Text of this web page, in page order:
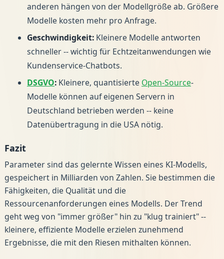
anderen hängen von der Modellgröße ab. Größere
Modelle kosten mehr pro Anfrage.
Geschwindigkeit:Kleinere Modelle antworten
schneller -- wichtig für Echtzeitanwendungen wie
Kundenservice-Chatbots.
DSGVO:Kleinere, quantisierte Open-Source-
Modelle können auf eigenen Servern in
Deutschland betrieben werden -- keine
Datenübertragung in die USA nötig.
Fazit
Parameter sind das gelernte Wissen eines KI-Modells,
gespeichert in Milliarden von Zahlen. Sie bestimmen die
Fähigkeiten, die Qualität und die
Ressourcenanforderungen eines Modells. Der Trend
geht weg von "immer größer" hin zu "klug trainiert" --
kleinere, effiziente Modelle erzielen zunehmend
Ergebnisse, die mit den Riesen mithalten können.